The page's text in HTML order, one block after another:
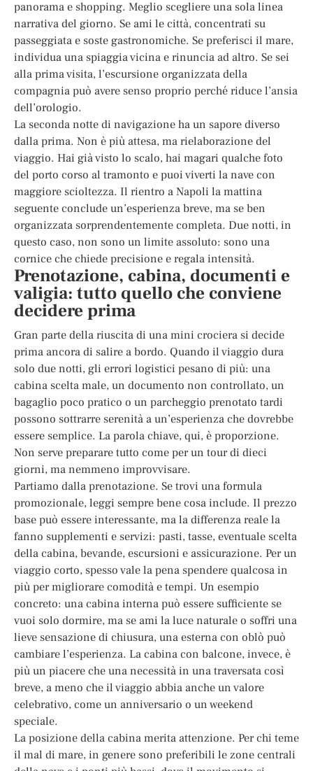
panorama e shopping. Meglio scegliere una sola linea
narrativa del giorno. Se ami le città, concentrati su
passeggiata e soste gastronomiche. Se preferisci il mare,
individua una spiaggia vicina e rinuncia ad altro. Se sei
alla prima visita, l’escursione organizzata della
compagnia può avere senso proprio perché riduce l’ansia
dell’orologio.
La seconda notte di navigazione ha un sapore diverso
dalla prima. Non è più attesa, ma rielaborazione del
viaggio. Hai già visto lo scalo, hai magari qualche foto
del porto corso al tramonto e puoi viverti la nave con
maggiore scioltezza. Il rientro a Napoli la mattina
seguente conclude un’esperienza breve, ma se ben
organizzata sorprendentemente completa. Due notti, in
questo caso, non sono un limite assoluto: sono una
cornice che chiede precisione e regala intensità.
Prenotazione, cabina, documenti e
valigia: tutto quello che conviene
decidere prima
Gran parte della riuscita di una mini crociera si decide
prima ancora di salire a bordo. Quando il viaggio dura
solo due notti, gli errori logistici pesano di più: una
cabina scelta male, un documento non controllato, un
bagaglio poco pratico o un parcheggio prenotato tardi
possono sottrarre serenità a un’esperienza che dovrebbe
essere semplice. La parola chiave, qui, è proporzione.
Non serve preparare tutto come per un tour di dieci
giorni, ma nemmeno improvvisare.
Partiamo dalla prenotazione. Se trovi una formula
promozionale, leggi sempre bene cosa include. Il prezzo
base può essere interessante, ma la differenza reale la
fanno supplementi e servizi: pasti, tasse, eventuale scelta
della cabina, bevande, escursioni e assicurazione. Per un
viaggio corto, spesso vale la pena spendere qualcosa in
più per migliorare comodità e tempi. Un esempio
concreto: una cabina interna può essere sufficiente se
vuoi solo dormire, ma se ami la luce naturale o soffri una
lieve sensazione di chiusura, una esterna con oblò può
cambiare l’esperienza. La cabina con balcone, invece, è
più un piacere che una necessità in una traversata così
breve, a meno che il viaggio abbia anche un valore
celebrativo, come un anniversario o un weekend
speciale.
La posizione della cabina merita attenzione. Per chi teme
il mal di mare, in genere sono preferibili le zone centrali